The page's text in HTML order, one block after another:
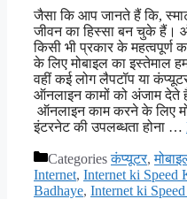
जैसा कि आप जानते हैं कि,
जीवन का हिस्सा बन चुके हैं।
किसी भी प्रकार के महत्वपूर्ण
के लिए मोबाइल का इस्तेमाल
वहीं कई लोग लैपटॉप या
ऑनलाइन कामों को अंजाम देते
ऑनलाइन काम करने के लिए
इंटरनेट की उपलब्धता होना …
Categoriesकंप्यूटर,
Internet, Internet ki Speed
Badhaye, Internet ki